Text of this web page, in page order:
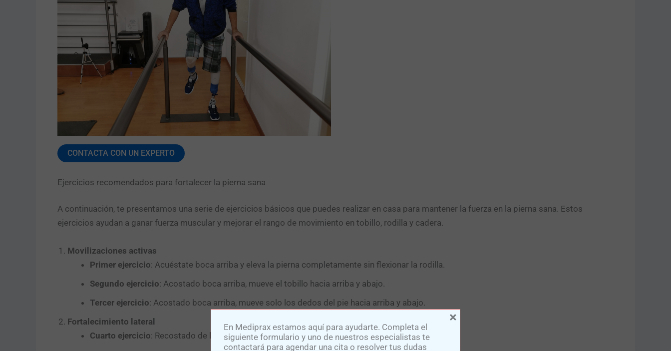
CONTACTA CON UN EXPERTO
Ejercicios recomendados para fortalecer la pierna sana
A continuación, te presentamos una serie de ejercicios básicos que puedes realizar en casa para mantener la fuerza en la pierna sana. Estos
ejercicios ayudan a ganar fuerza muscular y mejorar el rango de movimiento en tobillo, rodilla y cadera.
Movilizaciones activas
Primer ejercicio: Acuéstate boca arriba y eleva la pierna completamente sin flexionar la rodilla.
Segundo ejercicio: Acostado boca arriba, mueve el tobillo hacia arriba y abajo.
Tercer ejercicio: Acostado boca arriba, mueve solo los dedos del pie hacia arriba y abajo.
Fortalecimiento lateral
Cuarto ejercicio: Recostado de lado, eleva la pierna lateralmente sin flexionar la rodilla.
En Mediprax estamos aquí para ayudarte. Completa el
siguiente formulario y uno de nuestros especialistas te
contactará para agendar una cita o resolver tus dudas
×